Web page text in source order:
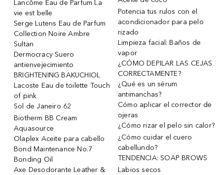
Lancôme Eau de Parfum La
vie est belle
Serge Lutens Eau de Parfum
Collection Noire Ambre
Sultan
Dermocracy Suero
antienvejecimiento
BRIGHTENING BAKUCHIOL
Lacoste Eau de toilette Touch
of pink
Sol de Janeiro 62
Biotherm BB Cream
Aquasource
Olaplex Aceite para cabello
Bond Maintenance No.7
Bonding Oil
Axe Desodorante Leather &
Potencia tus rulos con el
acondicionador para pelo
rizado
Limpieza facial: Baños de
vapor
¿CÓMO DEPILAR LAS CEJAS
CORRECTAMENTE?
¿Qué es un sérum
antimanchas?
Cómo aplicar el corrector de
ojeras
¿Cómo rizar el pelo sin calor?
¿Cómo cuidar el cuero
cabellundo?
TENDENCIA: SOAP BROWS
Labios secos